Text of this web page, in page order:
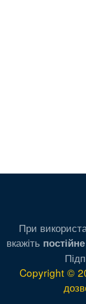
При
вкажіть
Copyright ©